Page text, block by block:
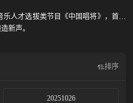
人才选拔类节目《中国唱将》，首创
新声。
排序
20251026